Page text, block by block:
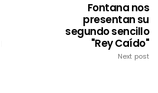
Fontana nos
presentan su
segundo sencillo
"Rey Caído"
Next post